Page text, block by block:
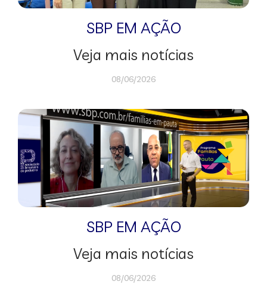
SBP EM AÇÃO
Veja mais notícias
08/06/2026
SBP EM AÇÃO
Veja mais notícias
08/06/2026